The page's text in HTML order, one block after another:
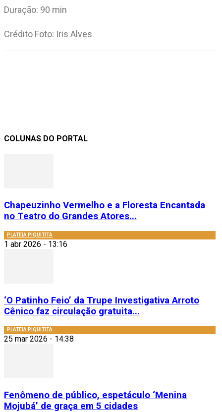
Duração: 90 min
Crédito Foto: Iris Alves
COLUNAS DO PORTAL
Chapeuzinho Vermelho e a Floresta Encantada
no Teatro do Grandes Atores...
PLATEIA PIQUITITA
1 abr 2026 - 13:16
‘O Patinho Feio’ da Trupe Investigativa Arroto
Cênico faz circulação gratuita...
PLATEIA PIQUITITA
25 mar 2026 - 14:38
Fenômeno de público, espetáculo ‘Menina
Mojubá’ de graça em 5 cidades